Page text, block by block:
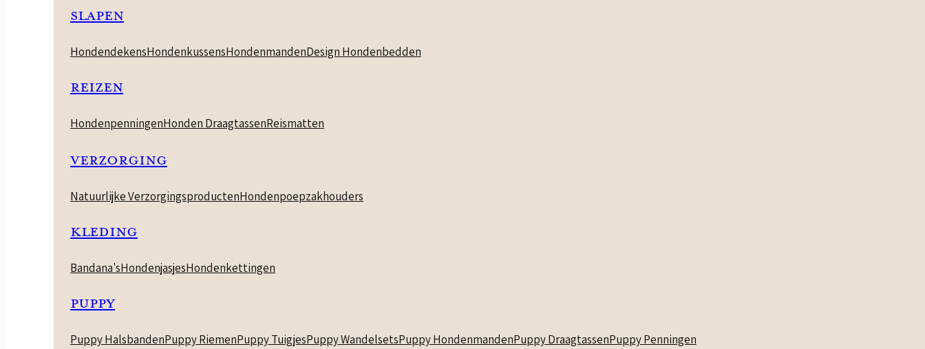
SLAPEN
HondendekensHondenkussensHondenmandenDesign Hondenbedden
REIZEN
HondenpenningenHonden DraagtassenReismatten
VERZORGING
Natuurlijke VerzorgingsproductenHondenpoepzakhouders
KLEDING
Bandana'sHondenjasjesHondenkettingen
PUPPY
Puppy HalsbandenPuppy RiemenPuppy TuigjesPuppy WandelsetsPuppy HondenmandenPuppy DraagtassenPuppy Penningen